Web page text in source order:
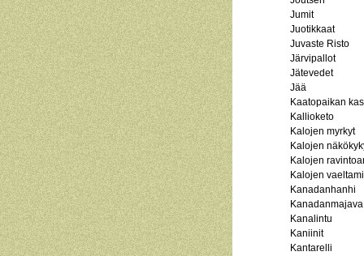
Jumit
Juotikkaat
Juvaste Risto
Järvipallot
Jätevedet
Jää
Kaatopaikan
Kallioketo
Kalojen myrkyt
Kalojen
Kalojen
Kalojen
Kanadanhanhi
Kanadanmajava
Kanalintu
Kaniinit
Kantarelli